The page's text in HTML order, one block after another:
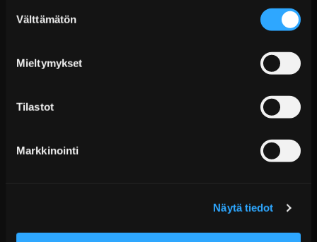
valinta
Välttämätön
Mieltymykset
Tilastot
Markkinointi
Näytä tiedot
R32/33/34